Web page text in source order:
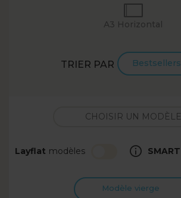
A3 Horizontal
TRIER PAR Bestsellers
Layflat modèles SMART
Modèle vierge